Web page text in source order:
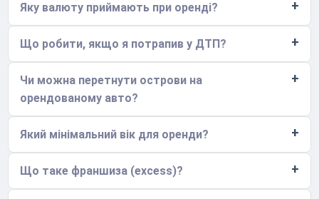
Яку валюту приймають при оренді?
Що робити, якщо я потрапив у ДТП?
Чи можна перетнути острови на
орендованому авто?
Який мінімальний вік для оренди?
Що таке франшиза (excess)?